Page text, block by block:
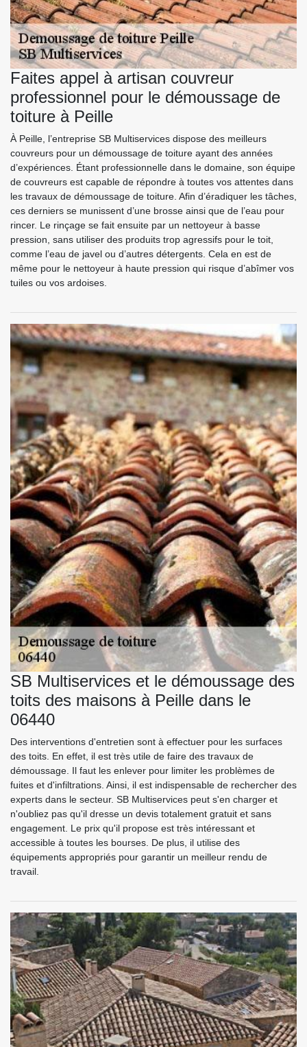
Faites appel à artisan couvreur
professionnel pour le démoussage de
toiture à Peille
À Peille, l’entreprise SB Multiservices dispose des meilleurs
couvreurs pour un démoussage de toiture ayant des années
d’expériences. Étant professionnelle dans le domaine, son équipe
de couvreurs est capable de répondre à toutes vos attentes dans
les travaux de démoussage de toiture. Afin d’éradiquer les tâches,
ces derniers se munissent d’une brosse ainsi que de l’eau pour
rincer. Le rinçage se fait ensuite par un nettoyeur à basse
pression, sans utiliser des produits trop agressifs pour le toit,
comme l’eau de javel ou d’autres détergents. Cela en est de
même pour le nettoyeur à haute pression qui risque d’abîmer vos
tuiles ou vos ardoises.
SB Multiservices et le démoussage des
toits des maisons à Peille dans le
06440
Des interventions d'entretien sont à effectuer pour les surfaces
des toits. En effet, il est très utile de faire des travaux de
démoussage. Il faut les enlever pour limiter les problèmes de
fuites et d'infiltrations. Ainsi, il est indispensable de rechercher des
experts dans le secteur. SB Multiservices peut s'en charger et
n'oubliez pas qu'il dresse un devis totalement gratuit et sans
engagement. Le prix qu'il propose est très intéressant et
accessible à toutes les bourses. De plus, il utilise des
équipements appropriés pour garantir un meilleur rendu de
travail.